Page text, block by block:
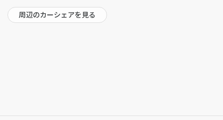
周辺のカーシェアを見る